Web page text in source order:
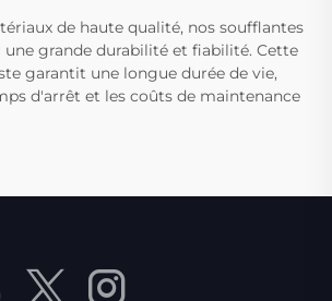
de haute qualité, nos soufflantes
grande durabilité et fiabilité. Cette
garantit une longue durée de vie,
d'arrêt et les coûts de maintenance